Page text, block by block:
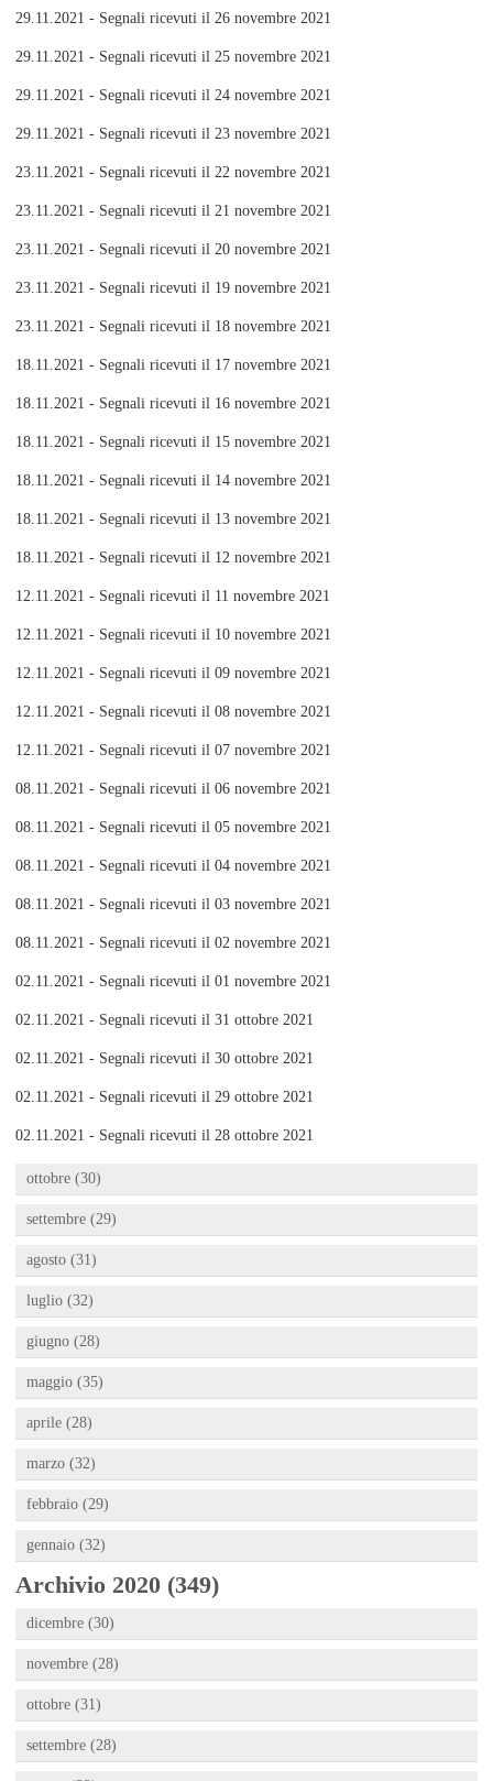
29.11.2021 - Segnali ricevuti il 26 novembre 2021
29.11.2021 - Segnali ricevuti il 25 novembre 2021
29.11.2021 - Segnali ricevuti il 24 novembre 2021
29.11.2021 - Segnali ricevuti il 23 novembre 2021
23.11.2021 - Segnali ricevuti il 22 novembre 2021
23.11.2021 - Segnali ricevuti il 21 novembre 2021
23.11.2021 - Segnali ricevuti il 20 novembre 2021
23.11.2021 - Segnali ricevuti il 19 novembre 2021
23.11.2021 - Segnali ricevuti il 18 novembre 2021
18.11.2021 - Segnali ricevuti il 17 novembre 2021
18.11.2021 - Segnali ricevuti il 16 novembre 2021
18.11.2021 - Segnali ricevuti il 15 novembre 2021
18.11.2021 - Segnali ricevuti il 14 novembre 2021
18.11.2021 - Segnali ricevuti il 13 novembre 2021
18.11.2021 - Segnali ricevuti il 12 novembre 2021
12.11.2021 - Segnali ricevuti il 11 novembre 2021
12.11.2021 - Segnali ricevuti il 10 novembre 2021
12.11.2021 - Segnali ricevuti il 09 novembre 2021
12.11.2021 - Segnali ricevuti il 08 novembre 2021
12.11.2021 - Segnali ricevuti il 07 novembre 2021
08.11.2021 - Segnali ricevuti il 06 novembre 2021
08.11.2021 - Segnali ricevuti il 05 novembre 2021
08.11.2021 - Segnali ricevuti il 04 novembre 2021
08.11.2021 - Segnali ricevuti il 03 novembre 2021
08.11.2021 - Segnali ricevuti il 02 novembre 2021
02.11.2021 - Segnali ricevuti il 01 novembre 2021
02.11.2021 - Segnali ricevuti il 31 ottobre 2021
02.11.2021 - Segnali ricevuti il 30 ottobre 2021
02.11.2021 - Segnali ricevuti il 29 ottobre 2021
02.11.2021 - Segnali ricevuti il 28 ottobre 2021
ottobre (30)
settembre (29)
agosto (31)
luglio (32)
giugno (28)
maggio (35)
aprile (28)
marzo (32)
febbraio (29)
gennaio (32)
Archivio 2020 (349)
dicembre (30)
novembre (28)
ottobre (31)
settembre (28)